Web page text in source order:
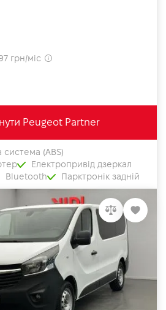
грн/міс
Peugeot Partner
система (ABS)
Електропривід дзеркал
Bluetooth Парктронік задній